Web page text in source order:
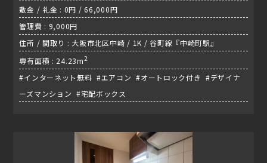
敷金 / 礼金 : 0円 / 66,000円
管理費 : 9,000円
住所 / 間取り : 大阪市北区中崎 / 1K / 谷町線『中崎町駅』
専有面積 : 24.23m2
#インターネット無料 #エアコン #オートロック付き #デザイナ
ーズマンション #宅配ボックス